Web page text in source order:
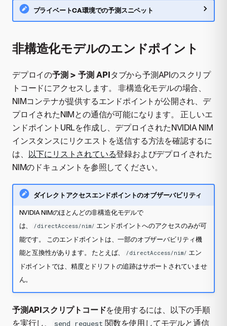
プライベートCA環境での予測スニペット
非構造化モデルのエンドポイント
デプロイの予測 > 予測 APIタブから予測APIのスクリプ
トコードにアクセスします。 非構造化モデルの場合、
NIMコンテナが提供するエンドポイントが公開され、デ
プロイされたNIMとの通信が可能になります。 正しいエ
ンドポイントURLを作成し、デプロイされたNVIDIA NIM
インスタンスにリクエストを送信する方法を確認するに
は、 以下にリストされている登録およびデプロイされた
NIMのドキュメントを参照してください。
ダイレクトアクセスエンドポイントのオブザーバビリティ
NVIDIA NIMのほとんどの非構造化モデルで
は、
/directAccess/nim/ エンドポイントへのアクセスのみが可
能です。 このエンドポイントは、一部のオブザーバビリティ機
能と互換性があります。 たとえば、
/directAccess/nim/ エン
ドポイントでは、精度とドリフトの追跡はサポートされていませ
ん。
予測APIスクリプトコードを使用するには、以下の手順
を実行し、
send_request 関数を使用してモデルと通信